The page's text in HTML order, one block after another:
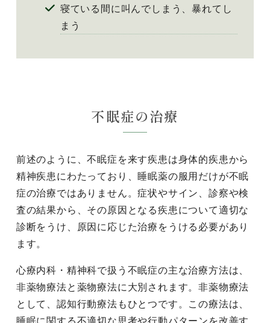
寝ている間に叫んでしまう、暴れてし
まう
不眠症の治療
前述のように、不眠症を来す疾患は身体的疾患から
精神疾患にわたっており、睡眠薬の服用だけが不眠
症の治療ではありません。症状やサイン、診察や検
査の結果から、その原因となる疾患について適切な
診断をうけ、原因に応じた治療をうける必要があり
ます。
心療内科・精神科で扱う不眠症の主な治療方法は、
非薬物療法と薬物療法に大別されます。非薬物療法
として、認知行動療法もひとつです。この療法は、
睡眠に関する不適切な思考や行動パターンを改善す